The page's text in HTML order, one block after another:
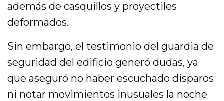
además de casquillos y proyectiles
deformados.
Sin embargo, el testimonio del guardia de
seguridad del edificio generó dudas, ya
que aseguró no haber escuchado disparos
ni notar movimientos inusuales la noche